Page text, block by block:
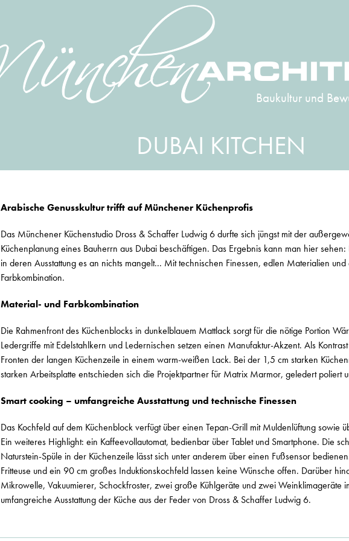
Baukultur und
DUBAI KITCHEN
Arabische Genusskultur trifft auf Münchener Küchenprofis
Das Münchener Küchenstudio Dross & Schaffer Ludwig 6 durfte sich jüngst mit der
Küchenplanung eines Bauherrn aus Dubai beschäftigen. Das Ergebnis kann man hier
in deren Ausstattung es an nichts mangelt... Mit technischen Finessen, edlen Materialien
Farbkombination.
Material- und Farbkombination
Die Rahmenfront des Küchenblocks in dunkelblauem Mattlack sorgt für die nötige Portion
Ledergriffe mit Edelstahlkern und Ledernischen setzen einen Manufaktur-Akzent. Als
Fronten der langen Küchenzeile in einem warm-weißen Lack. Bei der 1,5 cm starken
starken Arbeitsplatte entschieden sich die Projektpartner für Matrix Marmor, geledert poliert
Smart cooking – umfangreiche Ausstattung und technische Finessen
Das Kochfeld auf dem Küchenblock verfügt über einen Tepan-Grill mit Muldenlüftung sowie
Ein weiteres Highlight: ein Kaffeevollautomat, bedienbar über Tablet und Smartphone. Die
Naturstein-Spüle in der Küchenzeile lässt sich unter anderem über einen Fußsensor
Fritteuse und ein 90 cm großes Induktionskochfeld lassen keine Wünsche offen. Darüber
Mikrowelle, Vakuumierer, Schockfroster, zwei große Kühlgeräte und zwei Weinklimageräte
umfangreiche Ausstattung der Küche aus der Feder von Dross & Schaffer Ludwig 6.